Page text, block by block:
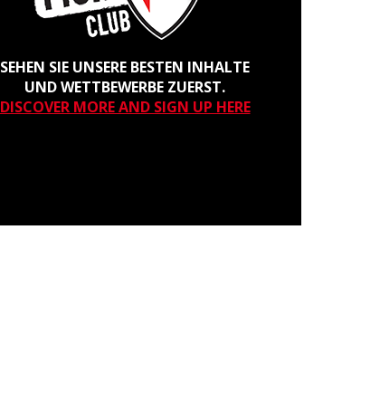
SEHEN SIE UNSERE BESTEN INHALTE
UND WETTBEWERBE ZUERST.
DISCOVER MORE AND SIGN UP HERE